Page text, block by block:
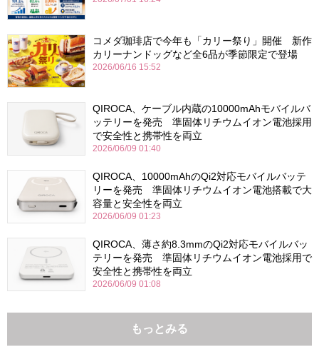
コメダ珈琲店で今年も「カリー祭り」開催 新作
カリーナンドッグなど全6品が季節限定で登場
2026/06/16 15:52
QIROCA、ケーブル内蔵の10000mAhモバイルバ
ッテリーを発売 準固体リチウムイオン電池採用
で安全性と携帯性を両立
2026/06/09 01:40
QIROCA、10000mAhのQi2対応モバイルバッテ
リーを発売 準固体リチウムイオン電池搭載で大
容量と安全性を両立
2026/06/09 01:23
QIROCA、薄さ約8.3mmのQi2対応モバイルバッ
テリーを発売 準固体リチウムイオン電池採用で
安全性と携帯性を両立
2026/06/09 01:08
もっとみる